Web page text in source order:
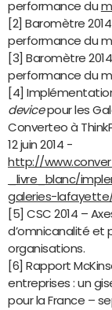
performance du
[2] Baromètre
performance du
[3] Baromètre
performance du
[4]
devicepour les
Converteo à
12 juin 2014 -
http://
_livre_blanc/
galeries-
[5] CSC 2014 –
d’omnicanalité et
organisations.
[6] Rapport
entreprises : un
pour la France –